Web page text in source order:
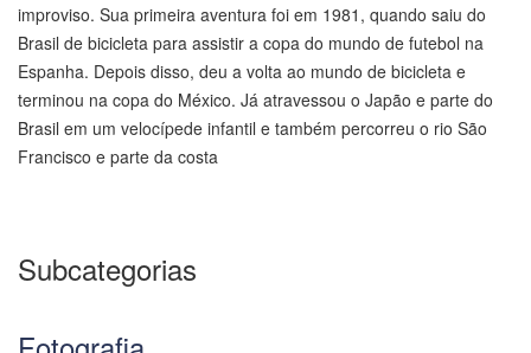
improviso. Sua primeira aventura foi em 1981, quando saiu do
Brasil de bicicleta para assistir a copa do mundo de futebol na
Espanha. Depois disso, deu a volta ao mundo de bicicleta e
terminou na copa do México. Já atravessou o Japão e parte do
Brasil em um velocípede infantil e também percorreu o rio São
Francisco e parte da costa
Subcategorias